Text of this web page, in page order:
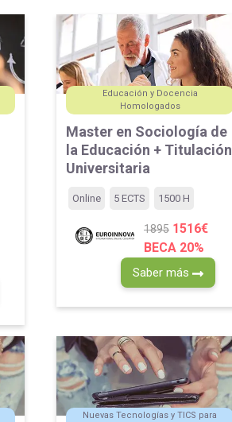
Educación y Docencia
Homologados
Master en Sociología de
la Educación + Titulación
Universitaria
Online 5 ECTS 1500 H
1895 1516€
BECA 20%
Saber más
Nuevas Tecnologías y TICS para